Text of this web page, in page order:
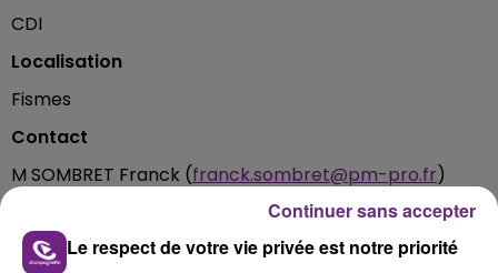
CDI
Localisation
Fismes
Contact
M SOMBRET Franck (franck.sombret@pm-pro.fr)
FIL D'ACTUS
Le respect de votre vie privée est notre priorité
Continuer sans accepter